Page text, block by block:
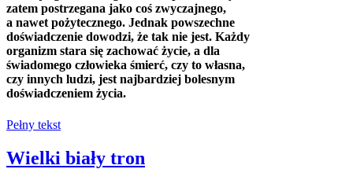
zatem postrzegana jako coś zwyczajnego,
a nawet pożytecznego. Jednak powszechne
doświadczenie dowodzi, że tak nie jest. Każdy
organizm stara się zachować życie, a dla
świadomego człowieka śmierć, czy to własna,
czy innych ludzi, jest najbardziej bolesnym
doświadczeniem życia.
Pełny tekst
Wielki biały tron